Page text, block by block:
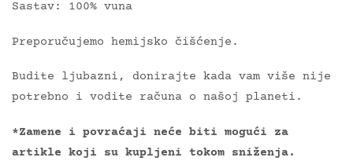
Sastav: 100% vuna
Preporučujemo hemijsko čišćenje.
Budite ljubazni, donirajte kada vam više nije
potrebno i vodite računa o našoj planeti.
*Zamene i povraćaji neće biti mogući za
artikle koji su kupljeni tokom sniženja.